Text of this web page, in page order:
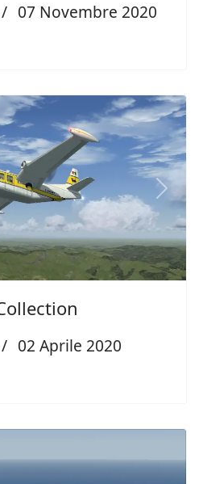
07 Novembre 2020
Next
02 Aprile 2020